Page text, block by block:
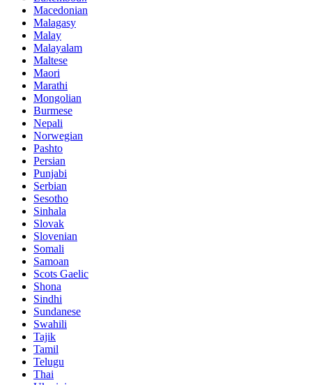
Macedonian
Malagasy
Malay
Malayalam
Maltese
Maori
Marathi
Mongolian
Burmese
Nepali
Norwegian
Pashto
Persian
Punjabi
Serbian
Sesotho
Sinhala
Slovak
Slovenian
Somali
Samoan
Scots Gaelic
Shona
Sindhi
Sundanese
Swahili
Tajik
Tamil
Telugu
Thai